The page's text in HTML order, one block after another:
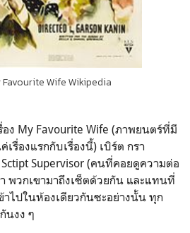
Wife Wikipedia
My Favourite Wife (ภาพยนตร์ที่มี
รื่องแรกกับเรื่องนี้) เบิร์ต กรา
Supervisor (คนที่คอยดูความต่อ
พวกเขามาถึงเซ็ตด้วยกัน และแทนที่
าไปในห้องเดียวกันซะอย่างนั้น ทุก
นงง ๆ